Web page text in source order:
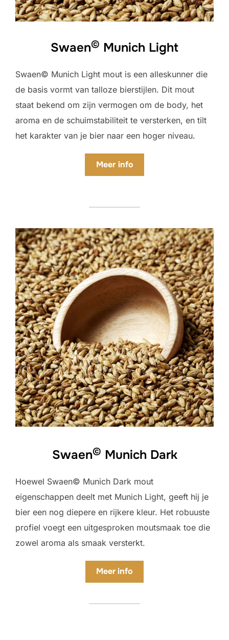
Swaen© Munich Light
Swaen© Munich Light mout is een alleskunner die
de basis vormt van talloze bierstijlen. Dit mout
staat bekend om zijn vermogen om de body, het
aroma en de schuimstabiliteit te versterken, en tilt
het karakter van je bier naar een hoger niveau.
Meer info
Swaen© Munich Dark
Hoewel Swaen© Munich Dark mout
eigenschappen deelt met Munich Light, geeft hij je
bier een nog diepere en rijkere kleur. Het robuuste
profiel voegt een uitgesproken moutsmaak toe die
zowel aroma als smaak versterkt.
Meerinfo